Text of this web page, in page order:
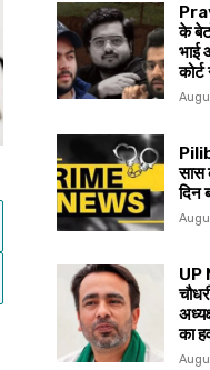
के
भाई
सास
दिन
UP
का